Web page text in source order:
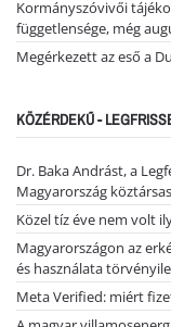
Kormányszóvivői
függetlensége, még
Megérkezett az eső a
KÖZÉRDEKŰ -
Dr. Baka Andrást, a
Magyarország
Közel tíz éve nem volt
Magyarországon az
és használata
Meta Verified: miért